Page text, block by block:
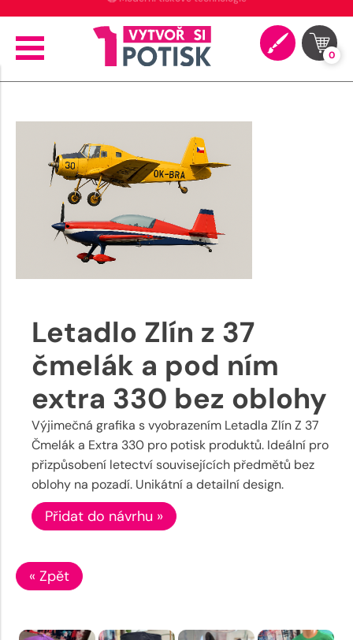
🖨️ Moderní tiskové technologie
0
Letadlo Zlín z 37
čmelák a pod ním
extra 330 bez oblohy
Výjimečná grafika s vyobrazením Letadla Zlín Z 37
Čmelák a Extra 330 pro potisk produktů. Ideální pro
přizpůsobení letectví souvisejících předmětů bez
oblohy na pozadí. Unikátní a detailní design.
Přidat do návrhu »
« Zpět